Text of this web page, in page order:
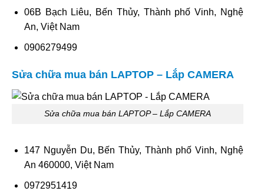
06B Bạch Liêu, Bến Thủy, Thành phố Vinh, Nghệ
An, Việt Nam
0906279499
Sửa chữa mua bán LAPTOP – Lắp CAMERA
Sửa chữa mua bán LAPTOP – Lắp CAMERA
147 Nguyễn Du, Bến Thủy, Thành phố Vinh, Nghệ
An 460000, Việt Nam
0972951419